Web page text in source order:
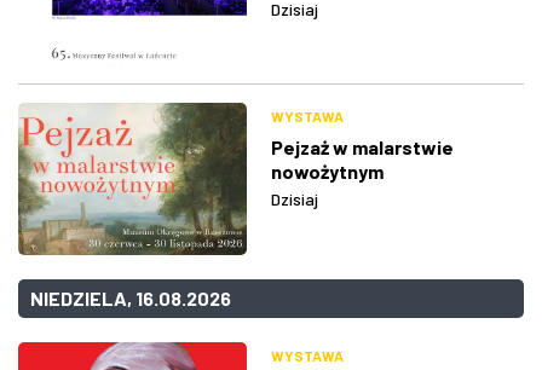
Dzisiaj
WYSTAWA
Pejzaż w malarstwie
nowożytnym
Dzisiaj
NIEDZIELA, 16.08.2026
WYSTAWA